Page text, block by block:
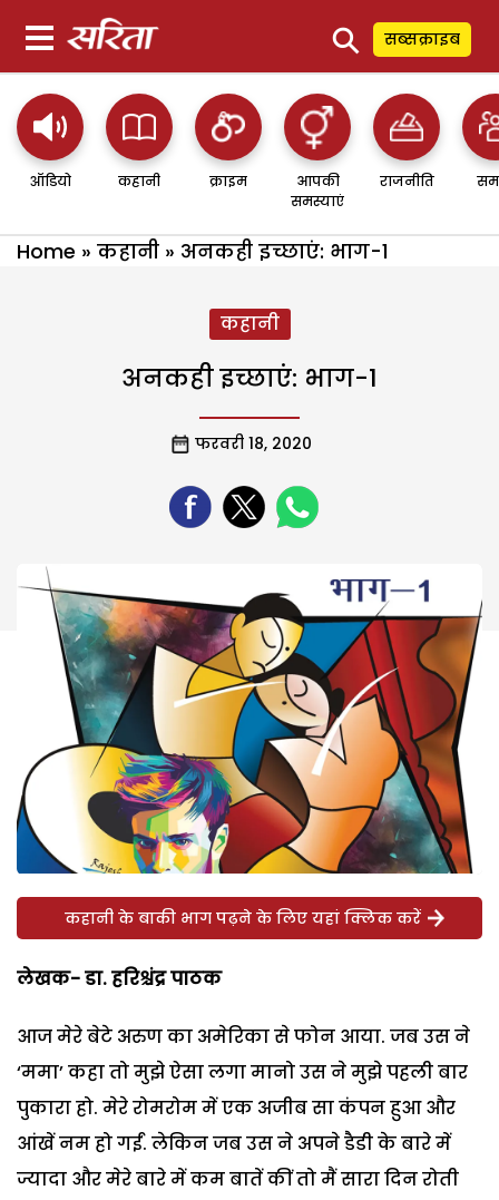
⚲ सब्सक्राइब
ऑडियो कहानी क्राइम
आपकी
समस्याएं
राजनीति
Home » कहानी » अनकही इच्छाएं: भाग-1
कहानी
अनकही इच्छाएं: भाग-1
फरवरी 18, 2020
कहानी के बाकी भाग पढ़ने के लिए यहां क्लिक करें
लेखक- डा. हरिश्चंद्र पाठक
आज मेरे बेटे अरुण का अमेरिका से फोन आया. जब उस ने
‘ममा’ कहा तो मुझे ऐसा लगा मानो उस ने मुझे पहली बार
पुकारा हो. मेरे रोमरोम में एक अजीब सा कंपन हुआ और
आंखें नम हो गईं. लेकिन जब उस ने अपने डैडी के बारे में
ज्यादा और मेरे बारे में कम बातें कीं तो मैं सारा दिन रोती